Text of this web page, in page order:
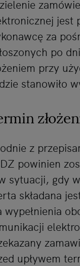
jest
za
po
przy
stanowiło
z
powinien
sytuacji, gdy
składana
wypełnienia
upływem